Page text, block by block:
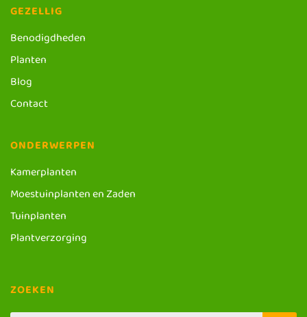
GEZELLIG
Benodigdheden
Planten
Blog
Contact
ONDERWERPEN
Kamerplanten
Moestuinplanten en Zaden
Tuinplanten
Plantverzorging
ZOEKEN